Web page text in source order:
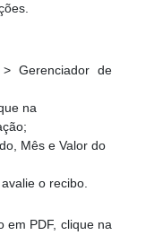
Gerenciador de
na
Mês e Valor do
orecibo.
em PDF, clique na